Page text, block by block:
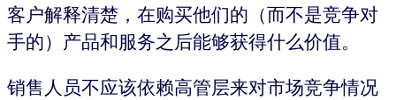
客户解释清楚，在购买他们的（而不是竞争对
手的）产品和服务之后能够获得什么价值。
销售人员不应该依赖高管层来对市场竞争情况